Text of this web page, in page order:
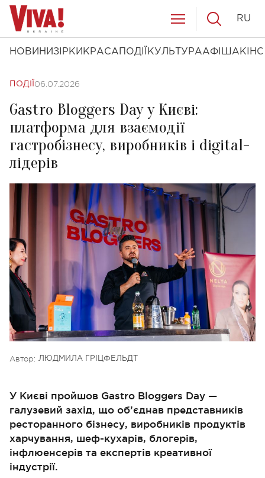
НОВИНИ ЗІРКИ КРАСА ПОДІЇ КУЛЬТУРААФІША КІНО
RU
ПОДІЇ 06.07.2026
Gastro Bloggers Day у Києві:
платформа для взаємодії
гастробізнесу, виробників і digital-
лідерів
Автор: ЛЮДМИЛА ГРІЦФЕЛЬДТ
У Києві пройшов Gastro Bloggers Day —
галузевий захід, що об’єднав представників
ресторанного бізнесу, виробників продуктів
харчування, шеф-кухарів, блогерів,
інфлюенсерів та експертів креативної
індустрії.